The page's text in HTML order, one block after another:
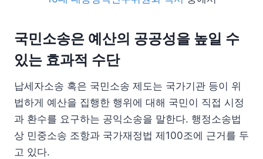
국민소송은 예산의 공공성을 높일 수
있는 효과적 수단
납세자소송 혹은 국민소송 제도는 국가기관 등이 위
법하게 예산을 집행한 행위에 대해 국민이 직접 시정
과 환수를 요구하는 공익소송을 말한다. 행정소송법
상 민중소송 조항과 국가재정법 제100조에 근거를 두
고 있다.